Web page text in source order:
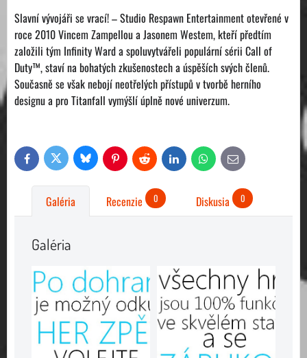
Slavní vývojáři se vrací! – Studio Respawn Entertainment otevřené v
roce 2010 Vincem Zampellou a Jasonem Westem, kteří předtím
založili tým Infinity Ward a spoluvytvářeli populární sérii Call of
Duty™, staví na bohatých zkušenostech a úspěších svých členů.
Současně se však nebojí neotřelých přístupů v tvorbě herního
designu a pro Titanfall vymýšlí úplně nové univerzum.
FacebookTwitter Bluesky PinterestReddit LinkedIn WhatsAppE-
mail
Galéria Recenzie 0 Diskusia 0
Galéria